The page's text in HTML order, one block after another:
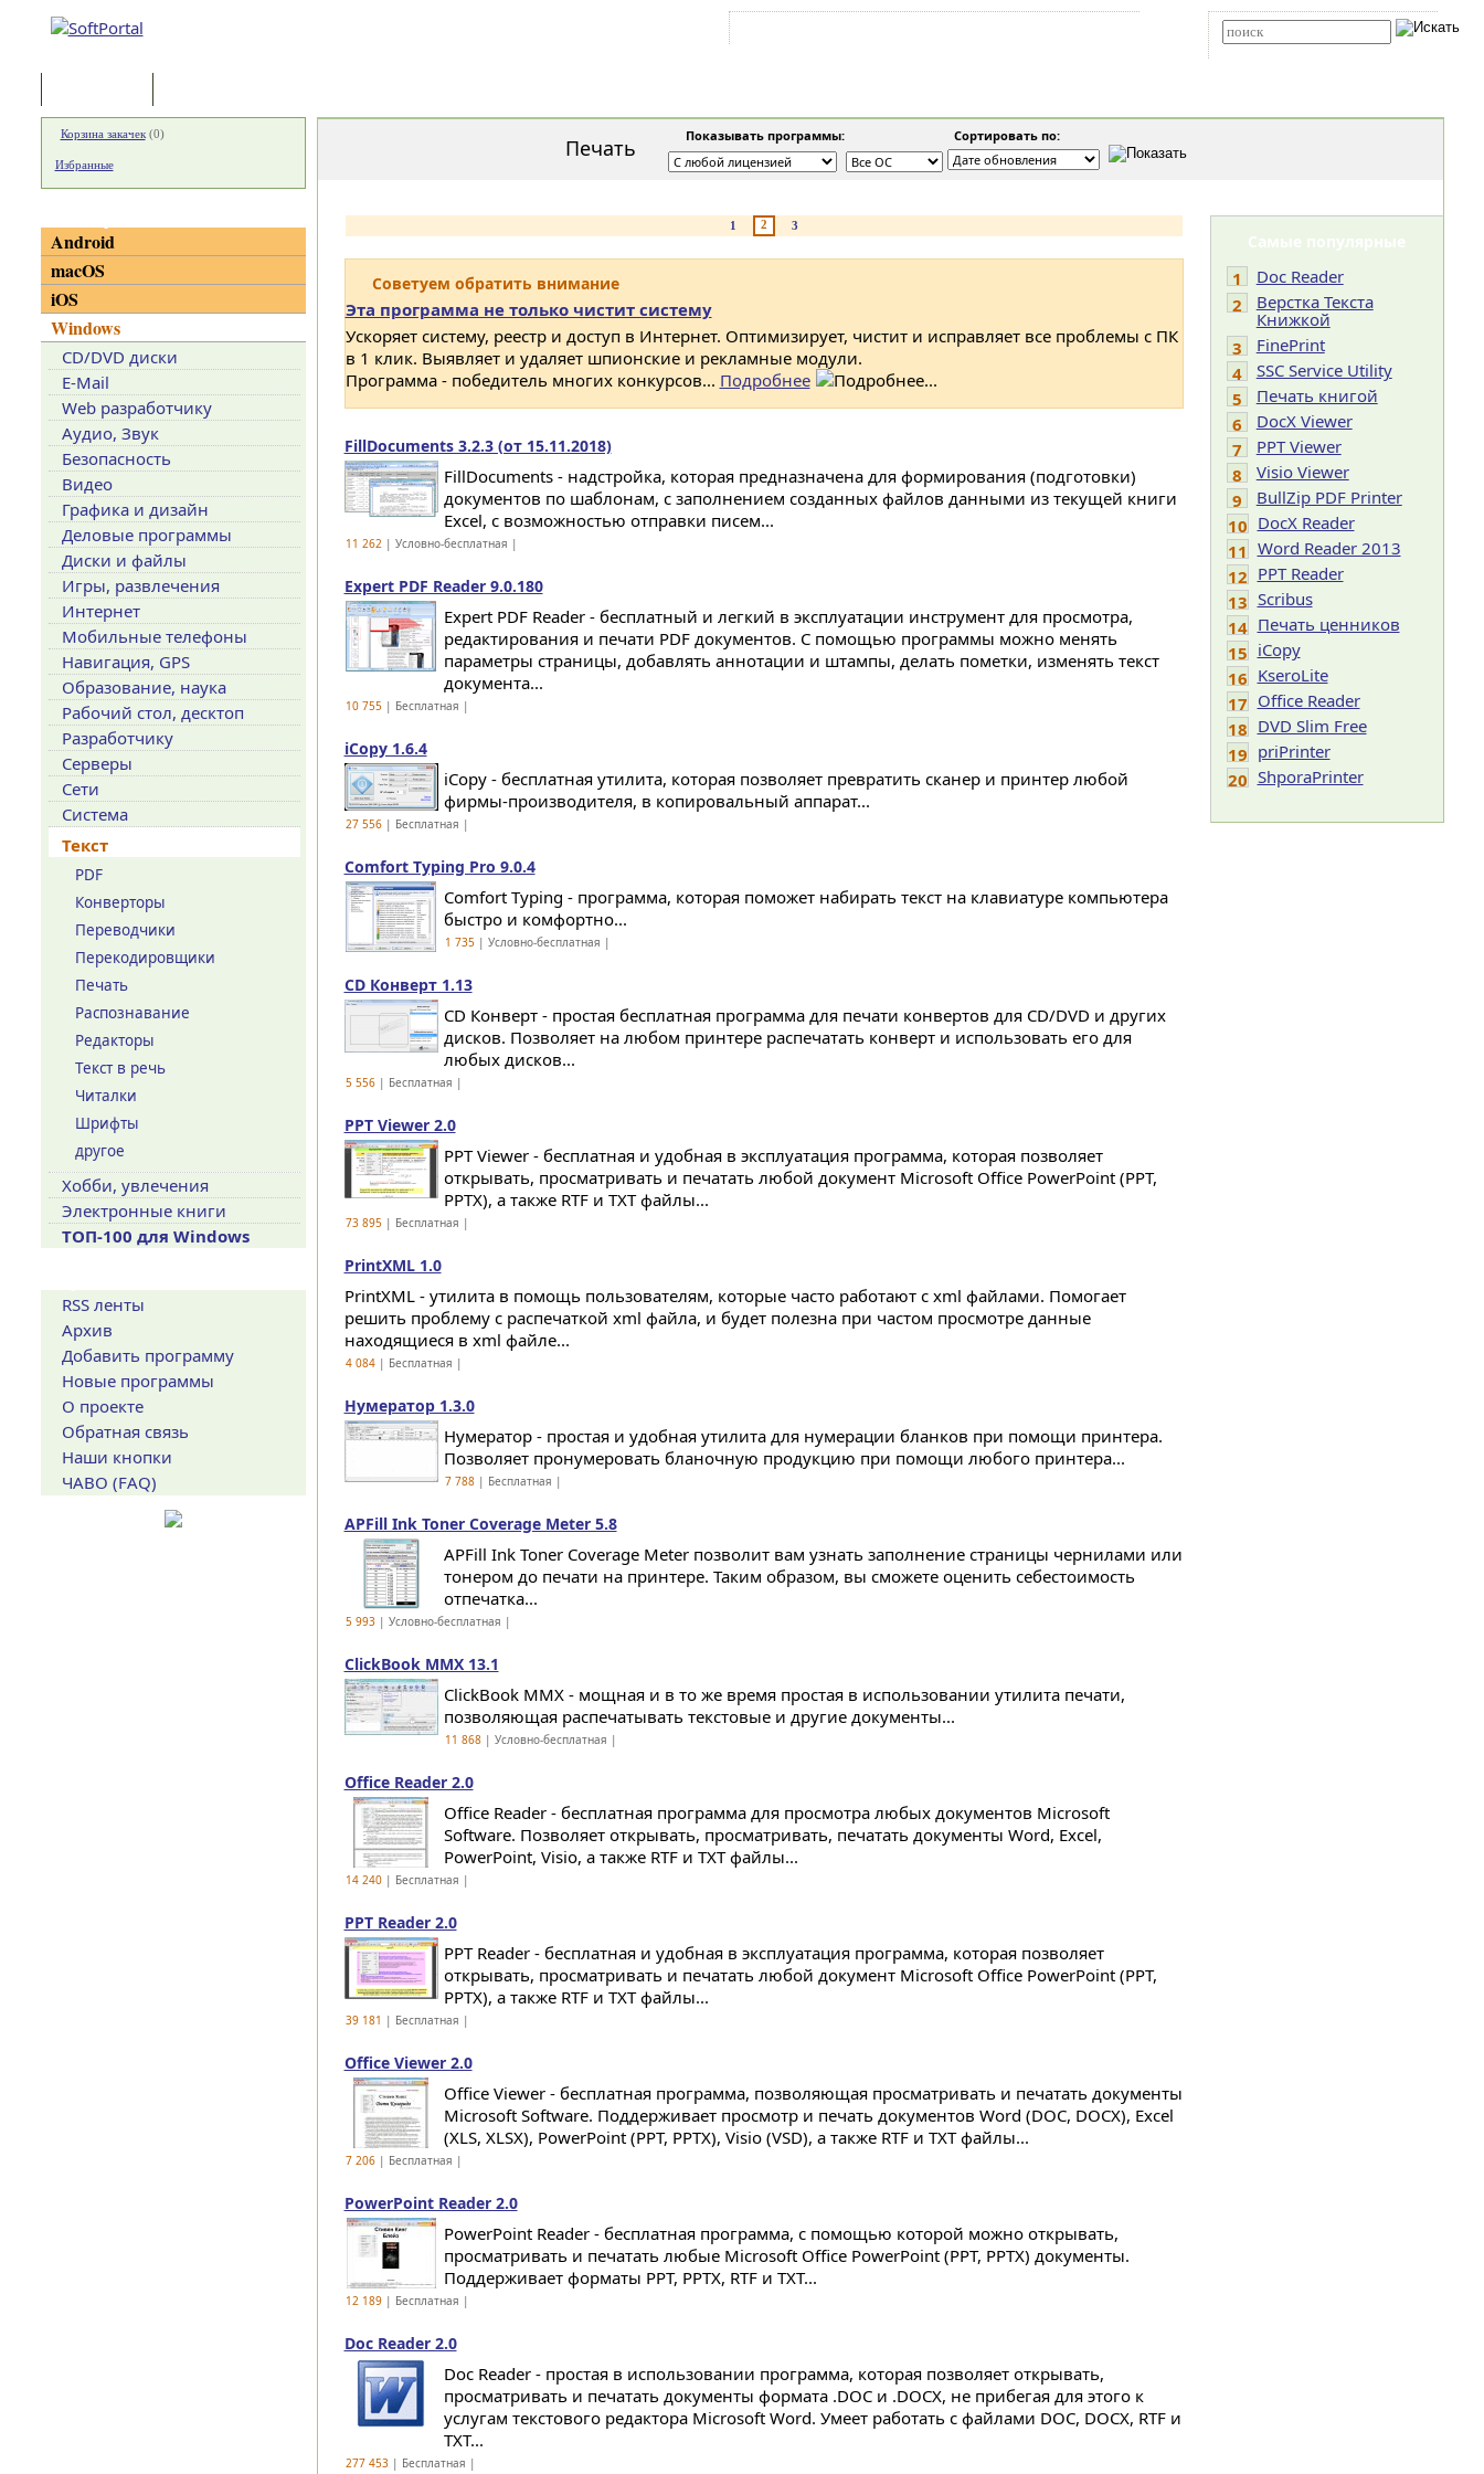
Печать Показывать программы: Сортировать по:
1 2 3
Советуем обратить внимание
Эта программа не только чистит систему
Ускоряет систему, реестр и доступ в Интернет. Оптимизирует, чистит и исправляет все проблемы с ПК
в 1 клик. Выявляет и удаляет шпионские и рекламные модули.
Программа - победитель многих конкурсов... Подробнее
FillDocuments 3.2.3 (от 15.11.2018)
FillDocuments - надстройка, которая предназначена для формирования (подготовки)
документов по шаблонам, с заполнением созданных файлов данными из текущей книги
Excel, с возможностью отправки писем...
11 262| Условно-бесплатная |
Expert PDF Reader 9.0.180
Expert PDF Reader - бесплатный и легкий в эксплуатации инструмент для просмотра,
редактирования и печати PDF документов. С помощью программы можно менять
параметры страницы, добавлять аннотации и штампы, делать пометки, изменять текст
документа...
10 755| Бесплатная |
iCopy 1.6.4
iCopy - бесплатная утилита, которая позволяет превратить сканер и принтер любой
фирмы-производителя, в копировальный аппарат...
27 556| Бесплатная |
Comfort Typing Pro 9.0.4
Comfort Typing - программа, которая поможет набирать текст на клавиатуре компьютера
быстро и комфортно...
1 735| Условно-бесплатная |
CD Конверт 1.13
CD Конверт - простая бесплатная программа для печати конвертов для CD/DVD и других
дисков. Позволяет на любом принтере распечатать конверт и использовать его для
любых дисков...
5 556| Бесплатная |
PPT Viewer 2.0
PPT Viewer - бесплатная и удобная в эксплуатация программа, которая позволяет
открывать, просматривать и печатать любой документ Microsoft Office PowerPoint (PPT,
PPTX), а также RTF и TXT файлы...
73 895| Бесплатная |
PrintXML 1.0
PrintXML - утилита в помощь пользователям, которые часто работают с xml файлами. Помогает
решить проблему с распечаткой xml файла, и будет полезна при частом просмотре данные
находящиеся в xml файле...
4 084| Бесплатная |
Нумератор 1.3.0
Нумератор - простая и удобная утилита для нумерации бланков при помощи принтера.
Позволяет пронумеровать бланочную продукцию при помощи любого принтера...
7 788| Бесплатная |
APFill Ink Toner Coverage Meter 5.8
APFill Ink Toner Coverage Meter позволит вам узнать заполнение страницы чернилами или
тонером до печати на принтере. Таким образом, вы сможете оценить себестоимость
отпечатка...
5 993| Условно-бесплатная |
ClickBook MMX 13.1
ClickBook MMX - мощная и в то же время простая в использовании утилита печати,
позволяющая распечатывать текстовые и другие документы...
11 868| Условно-бесплатная |
Office Reader 2.0
Office Reader - бесплатная программа для просмотра любых документов Microsoft
Software. Позволяет открывать, просматривать, печатать документы Word, Excel,
PowerPoint, Visio, а также RTF и TXT файлы...
14 240| Бесплатная |
PPT Reader 2.0
PPT Reader - бесплатная и удобная в эксплуатация программа, которая позволяет
открывать, просматривать и печатать любой документ Microsoft Office PowerPoint (PPT,
PPTX), а также RTF и TXT файлы...
39 181 | Бесплатная |
Office Viewer 2.0
Office Viewer - бесплатная программа, позволяющая просматривать и печатать документы
Microsoft Software. Поддерживает просмотр и печать документов Word (DOC, DOCX), Excel
(XLS, XLSX), PowerPoint (PPT, PPTX), Visio (VSD), а также RTF и TXT файлы...
7 206| Бесплатная |
PowerPoint Reader 2.0
PowerPoint Reader - бесплатная программа, с помощью которой можно открывать,
просматривать и печатать любые Microsoft Office PowerPoint (PPT, PPTX) документы.
Поддерживает форматы PPT, PPTX, RTF и TXT...
12 189| Бесплатная |
Doc Reader 2.0
Doc Reader - простая в использовании программа, которая позволяет открывать,
просматривать и печатать документы формата .DOC и .DOCX, не прибегая для этого к
услугам текстового редактора Microsoft Word. Умеет работать с файлами DOC, DOCX, RTF и
TXT...
277 453| Бесплатная |
Самые популярные
1
Doc Reader
2
Верстка Текста
Книжкой
3
FinePrint
4
SSC Service Utility
5
Печать книгой
6
DocX Viewer
7
PPT Viewer
8
Visio Viewer
9
BullZip PDF Printer
10 DocX Reader
11 Word Reader 2013
12 PPT Reader
13 Scribus
14 Печать ценников
15 iCopy
16 KseroLite
17 Office Reader
18 DVD Slim Free
19 priPrinter
20 ShporaPrinter
Корзина закачек(0)
Избранные
Android
macOS
iOS
Windows
CD/DVD диски
E-Mail
Web разработчику
Аудио, Звук
Безопасность
Видео
Графика и дизайн
Деловые программы
Диски и файлы
Игры, развлечения
Интернет
Мобильные телефоны
Навигация, GPS
Образование, наука
Рабочий стол, десктоп
Разработчику
Серверы
Сети
Система
Текст
PDF
Конверторы
Переводчики
Перекодировщики
Печать
Распознавание
Редакторы
Текст в речь
Читалки
Шрифты
другое
Хобби, увлечения
Электронные книги
ТОП-100 для Windows
RSS ленты
Архив
Добавить программу
Новые программы
О проекте
Обратная связь
Наши кнопки
ЧАВО (FAQ)